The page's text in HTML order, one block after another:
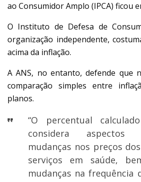
ao Consumidor Amplo (IPCA) ficou
O Instituto de Defesa de
organização independente,
acima da inflação.
A ANS, no entanto, defende que
comparação simples entre
planos.
“O percentual
considera
mudanças nos preços
serviços em saúde,
mudanças na frequência